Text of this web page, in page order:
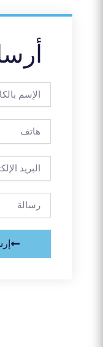
بالكامل
الإلكتروني